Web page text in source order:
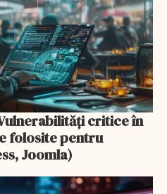
critice în
folosite pentru
Joomla)